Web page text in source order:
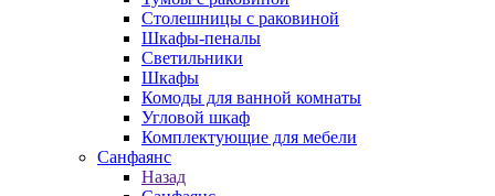
Столешницы с раковиной
Шкафы-пеналы
Светильники
Шкафы
Комоды для ванной комнаты
Угловой шкаф
Комплектующие для мебели
Санфаянс
Назад